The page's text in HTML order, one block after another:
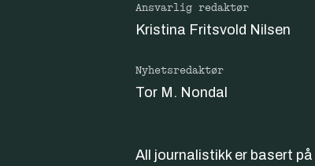
Ansvarlig redaktør
Kristina Fritsvold Nilsen
Nyhetsredaktør
Tor M. Nondal
All journalistikk er basert på